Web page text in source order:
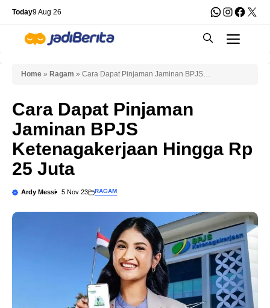
Skip
content
Today9 Aug 26 WhatsApp
X
Home » Ragam » Cara Dapat Pinjaman Jaminan BPJS
Cara Dapat Pinjaman
Jaminan BPJS
Ketenagakerjaan Hingga Rp
25 Juta
Ardy Messi 5 Nov 23 RAGAM